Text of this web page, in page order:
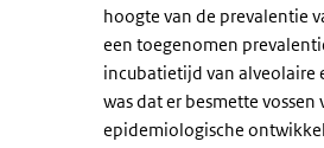
hoogte van de prevalentie
een toegenomen
incubatietijd van alveolaire
was dat er besmette
epidemiologische